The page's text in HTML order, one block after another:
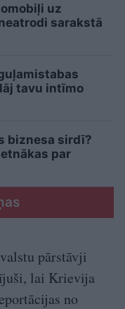
uz
sarakstā
tavu intīmo
biznesa sirdī?
par
pārstāvji
lai Krievija
no